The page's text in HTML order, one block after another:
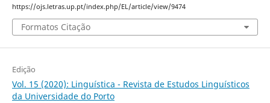
https://ojs.letras.up.pt/index.php/EL/article/view/9474
Formatos Citação
Edição
Vol. 15 (2020): Linguística - Revista de Estudos Linguísticos
da Universidade do Porto